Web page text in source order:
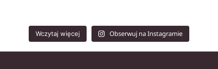
Wczytaj więcej Obserwuj na Instagramie